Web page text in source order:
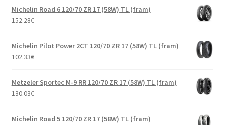
Michelin Road 6 120/70 ZR 17 (58W) TL (fram)
152.28€
Michelin Pilot Power 2CT 120/70 ZR 17 (58W) TL (fram)
102.33€
Metzeler Sportec M-9 RR 120/70 ZR 17 (58W) TL (fram)
130.03€
Michelin Road 5 120/70 ZR 17 (58W) TL (fram)